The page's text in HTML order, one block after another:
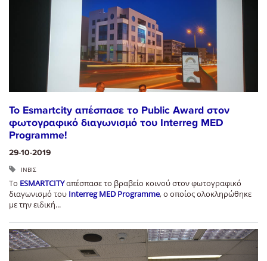
Το Esmartcity απέσπασε το Public Award στον
φωτογραφικό διαγωνισμό του Interreg MED
Programme!
29-10-2019
ΙΝΒΙΣ
Το ESMARTCITYαπέσπασε το βραβείο κοινού στον φωτογραφικό
διαγωνισμό του Interreg MED Programme, ο οποίος ολοκληρώθηκε
με την ειδική...